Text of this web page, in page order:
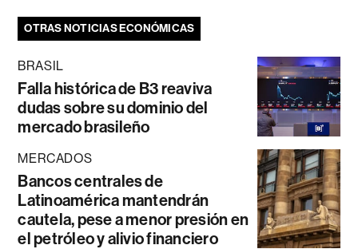
OTRAS NOTICIAS ECONÓMICAS
BRASIL
Falla histórica de B3 reaviva
dudas sobre su dominio del
mercado brasileño
MERCADOS
Bancos centrales de
Latinoamérica mantendrán
cautela, pese a menor presión en
el petróleo y alivio financiero